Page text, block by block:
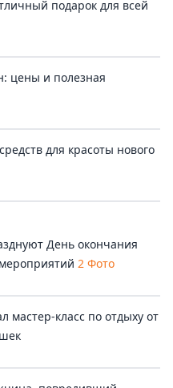
подарок для всей
цены и полезная
для красоты нового
День окончания
2 Фото
мастер-класс по отдыху от